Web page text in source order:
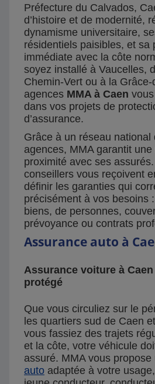
Préfecture du Calvados,
d’histoire et de modernité,
dynamisme universitaire,
résidentiels paisibles, et sa
immédiate avec la côte
soyez installé à Vaucelles,
Chemin-Vert ou à la
agences MMA à Caen
dans vos projets de
d’assurance.
Grâce à un réseau national
agences, MMA garantit
proximité avec ses
conseillers vous reçoivent
définir les garanties qui
précisément à vos besoins
biens, de personnes,
prévoyance ou contrats
Assurance auto à
Assurance voiture à
protégé
Que vous circuliez sur le
les quartiers sud de Caen
vous fassiez des trajets
et la côte, votre véhicule
assuré. MMA vous propose
auto adaptée à votre